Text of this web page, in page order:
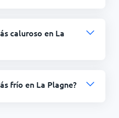
caluroso en La
frío en La Plagne?